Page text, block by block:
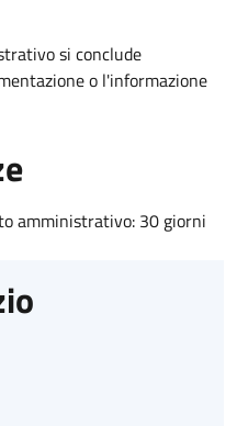
si conclude
o l'informazione
amministrativo: 30 giorni